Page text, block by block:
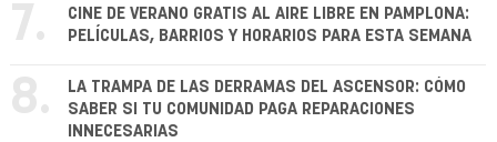
7.
CINE DE VERANO GRATIS AL AIRE LIBRE EN PAMPLONA:
PELÍCULAS, BARRIOS Y HORARIOS PARA ESTA SEMANA
8.
LA TRAMPA DE LAS DERRAMAS DEL ASCENSOR: CÓMO
SABER SI TU COMUNIDAD PAGA REPARACIONES
INNECESARIAS